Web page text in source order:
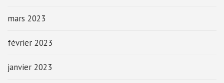
mars 2023
février 2023
janvier 2023